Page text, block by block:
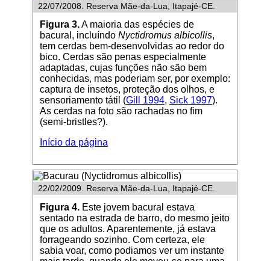
22/07/2008. Reserva Mãe-da-Lua, Itapajé-CE.
Figura 3.A maioria das espécies de
bacural, incluíndo Nyctidromus albicollis,
tem cerdas bem-desenvolvidas ao redor do
bico. Cerdas são penas especialmente
adaptadas, cujas funções não são bem
conhecidas, mas poderiam ser, por exemplo:
captura de insetos, proteção dos olhos, e
sensoriamento tátil (Gill 1994, Sick 1997).
As cerdas na foto são rachadas no fim
(semi-bristles?).
Início da página
22/02/2009. Reserva Mãe-da-Lua, Itapajé-CE.
Figura 4.Este jovem bacural estava
sentado na estrada de barro, do mesmo jeito
que os adultos. Aparentemente, já estava
forrageando sozinho. Com certeza, ele
sabia voar, como podiamos ver um instante